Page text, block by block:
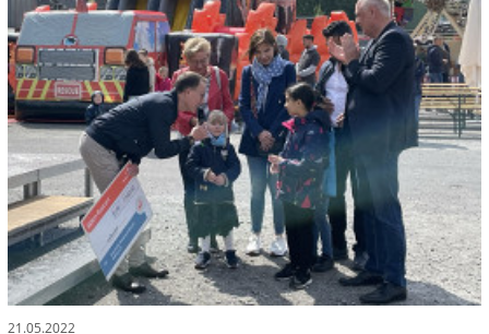
21.05.2022